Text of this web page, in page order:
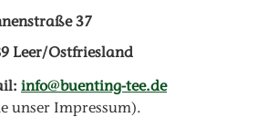
37
Leer/Ostfriesland
info
buenting-tee.de
unser Impressum).